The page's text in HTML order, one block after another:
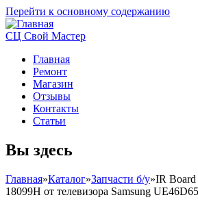
Перейти к основному содержанию
СЦ Свой Мастер
Главная
Ремонт
Магазин
Отзывы
Контакты
Статьи
Вы здесь
Главная»Каталог»Запчасти б/у»IR
18099H от телевизора Samsung